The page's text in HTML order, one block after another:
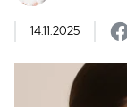
14.11.2025